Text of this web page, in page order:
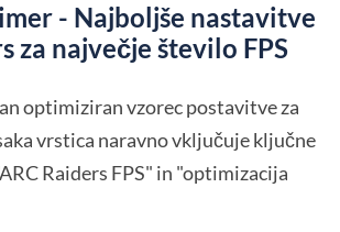
- Najboljše nastavitve
za največje število FPS
optimiziran vzorec postavitve za
vrstica naravno vključuje ključne
Raiders FPS" in "optimizacija